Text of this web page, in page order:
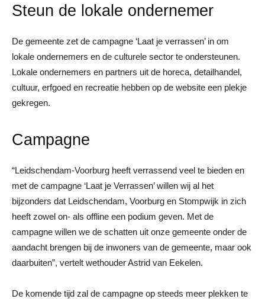
Steun de lokale ondernemer
De gemeente zet de campagne ‘Laat je verrassen’ in om
lokale ondernemers en de culturele sector te ondersteunen.
Lokale ondernemers en partners uit de horeca, detailhandel,
cultuur, erfgoed en recreatie hebben op de website een plekje
gekregen.
Campagne
“Leidschendam-Voorburg heeft verrassend veel te bieden en
met de campagne ‘Laat je Verrassen’ willen wij al het
bijzonders dat Leidschendam, Voorburg en Stompwijk in zich
heeft zowel on- als offline een podium geven. Met de
campagne willen we de schatten uit onze gemeente onder de
aandacht brengen bij de inwoners van de gemeente, maar ook
daarbuiten”, vertelt wethouder Astrid van Eekelen.
De komende tijd zal de campagne op steeds meer plekken te